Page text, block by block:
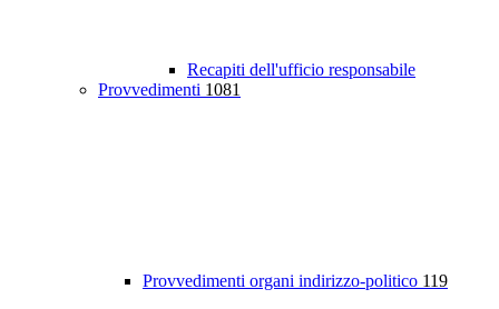
Recapiti dell'ufficio responsabile
Provvedimenti 1081
Provvedimenti organi indirizzo-politico 119